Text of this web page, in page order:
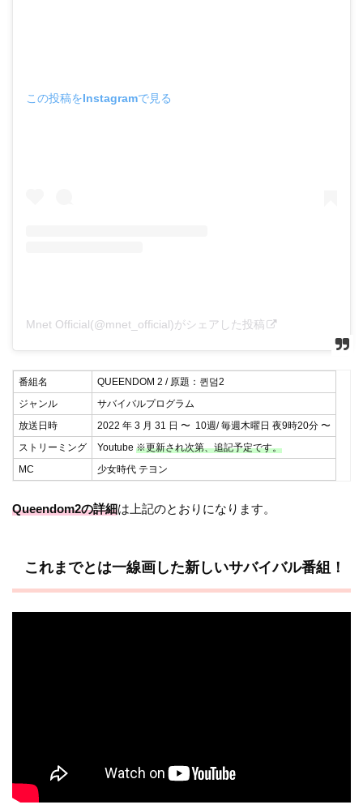
この投稿をInstagramで見る
Mnet Official(@mnet_official)がシェアした投稿
番組名
QUEENDOM 2 / 原題：퀸덤2
ジャンル
サバイバルプログラム
放送日時
2022 年 3 月 31 日 〜 10週/ 毎週木曜日 夜9時20分 〜
ストリーミング
Youtube※更新され次第、追記予定です。
MC
少女時代 テヨン
Queendom2の詳細は上記のとおりになります。
これまでとは一線画した新しいサバイバル番組！